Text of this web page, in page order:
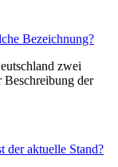
Bezeichnung?
zwei
Beschreibung der
der aktuelle Stand?